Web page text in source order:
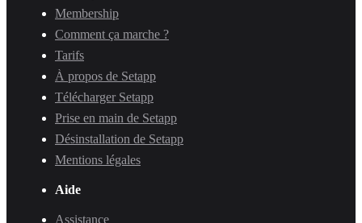
Membership
Comment ça marche ?
Tarifs
À propos de Setapp
Télécharger Setapp
Prise en main de Setapp
Désinstallation de Setapp
Mentions légales
Aide
Assistance